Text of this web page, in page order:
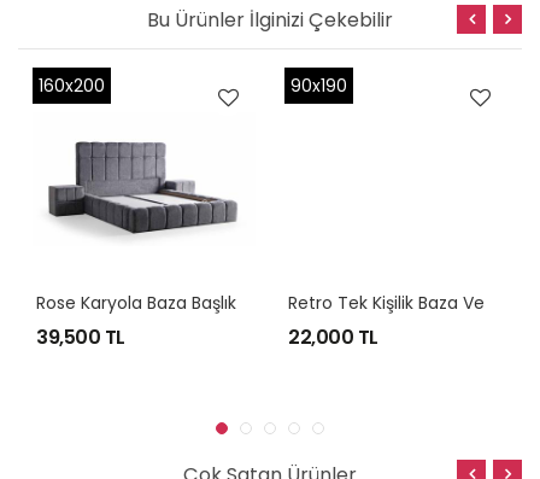
Bu Ürünler İlginizi Çekebilir
160x200
39,500 TL
90x190
22,000 TL